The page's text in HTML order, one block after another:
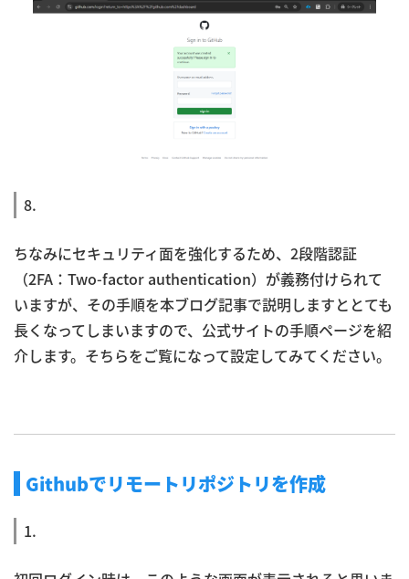
8.
ちなみにセキュリティ面を強化するため、2段階認証
（2FA：Two-factor authentication）が義務付けられて
いますが、その手順を本ブログ記事で説明しますととても
長くなってしまいますので、公式サイトの手順ページを紹
介します。そちらをご覧になって設定してみてください。
Githubでリモートリポジトリを作成
1.